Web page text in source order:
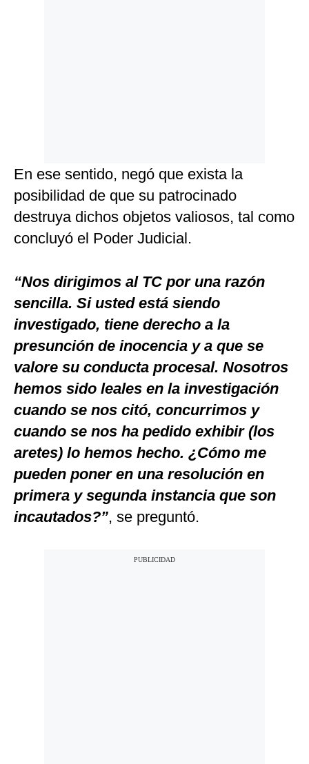
En ese sentido, negó que exista la
posibilidad de que su patrocinado
destruya dichos objetos valiosos, tal como
concluyó el Poder Judicial.
“Nos dirigimos al TC por una razón
sencilla. Si usted está siendo
investigado, tiene derecho a la
presunción de inocencia y a que se
valore su conducta procesal. Nosotros
hemos sido leales en la investigación
cuando se nos citó, concurrimos y
cuando se nos ha pedido exhibir (los
aretes) lo hemos hecho. ¿Cómo me
pueden poner en una resolución en
primera y segunda instancia que son
incautados?”, se preguntó.